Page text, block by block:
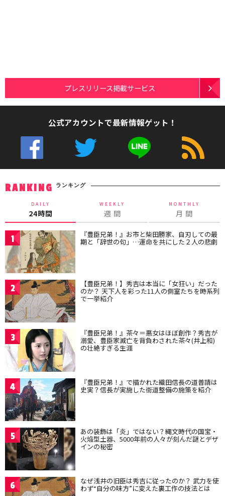
プレスリリース掲載サービス
公式アカウントで最新情報ゲット！
RANKING ランキング
DAILY
24時間
WEEKLY
週 間
MONTHLY
月 間
1 『豊臣兄弟！』お市と柴田勝家、自刃しての最
期と「辞世の句」…運命を共にした２人の悲劇
2 【豊臣兄弟！】秀吉は本当に「女狂い」だった
のか？ 天下人を彩った11人の側室たちを時系列
で一挙紹介
3 『豊臣兄弟！』茶々＝悪女はほぼ創作？秀吉が
溺愛、豊臣家滅亡を背負わされた茶々(井上和)
の壮絶すぎる生涯
4 『豊臣兄弟！』で描かれた織田信長の道普請は
史実？信長が実施した街道整備の施策を紹介
5 あの装飾は「炎」ではない？縄文時代の国宝・
火焔型土器、5000年前の人々が刻んだ謎とデザ
インの秘密
6 なぜ浅井の旧臣は秀吉に従ったのか？ 武力を使
わず“自分の味方”に変えた裏工作の技法とは